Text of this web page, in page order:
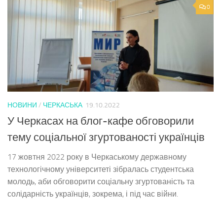
0
НОВИНИ / ЧЕРКАСЬКА 19.10.2022
У Черкасах на блог-кафе обговорили
тему соціальної згуртованості українців
17 жовтня 2022 року в Черкаському державному
технологічному університеті зібралась студентська
молодь, аби обговорити соціальну згуртованість та
солідарність українців, зокрема, і під час війни.